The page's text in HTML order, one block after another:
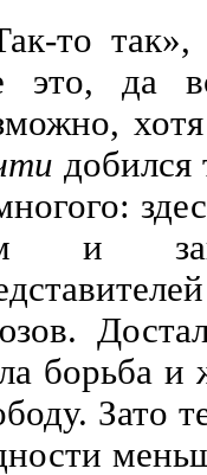
то
это, да
добился
и
борьба и
Зато